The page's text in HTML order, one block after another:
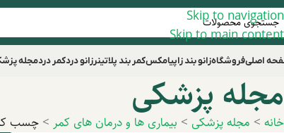
Skip to navigation
Skip to main content
اصلیفروشگاهزانو بند زاپیامکسکمر بند پلاتینرزانو دردکمر دردمجله
مجله پزشکی
خانه > مجله پزشکی > بیماری ها و درمان های کمر > چسب